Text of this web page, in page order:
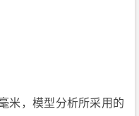
米，模型分析所采用的